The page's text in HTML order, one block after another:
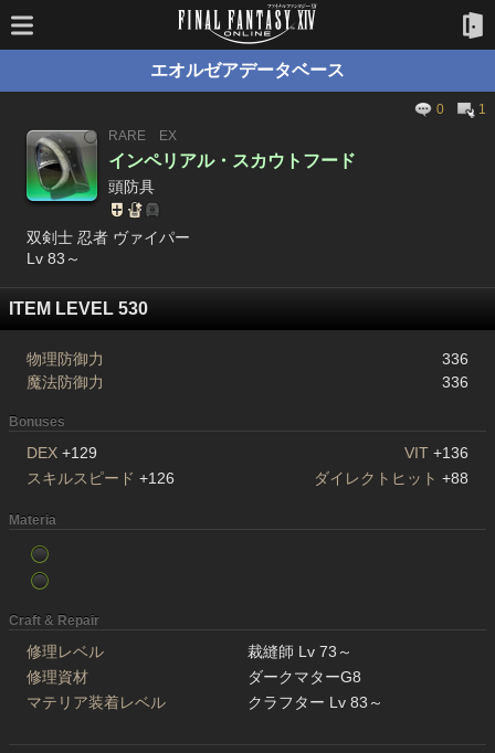
エオルゼアデータベース
0
1
RARE
EX
インペリアル・スカウトフード
頭防具
双剣士 忍者 ヴァイパー
Lv 83～
ITEM LEVEL 530
物理防御力
336
魔法防御力
336
Bonuses
DEX +129 VIT +136
スキルスピード +126 ダイレクトヒット +88
Materia
Craft & Repair
修理レベル
裁縫師 Lv 73～
修理資材
ダークマターG8
マテリア装着レベル
クラフター Lv 83～